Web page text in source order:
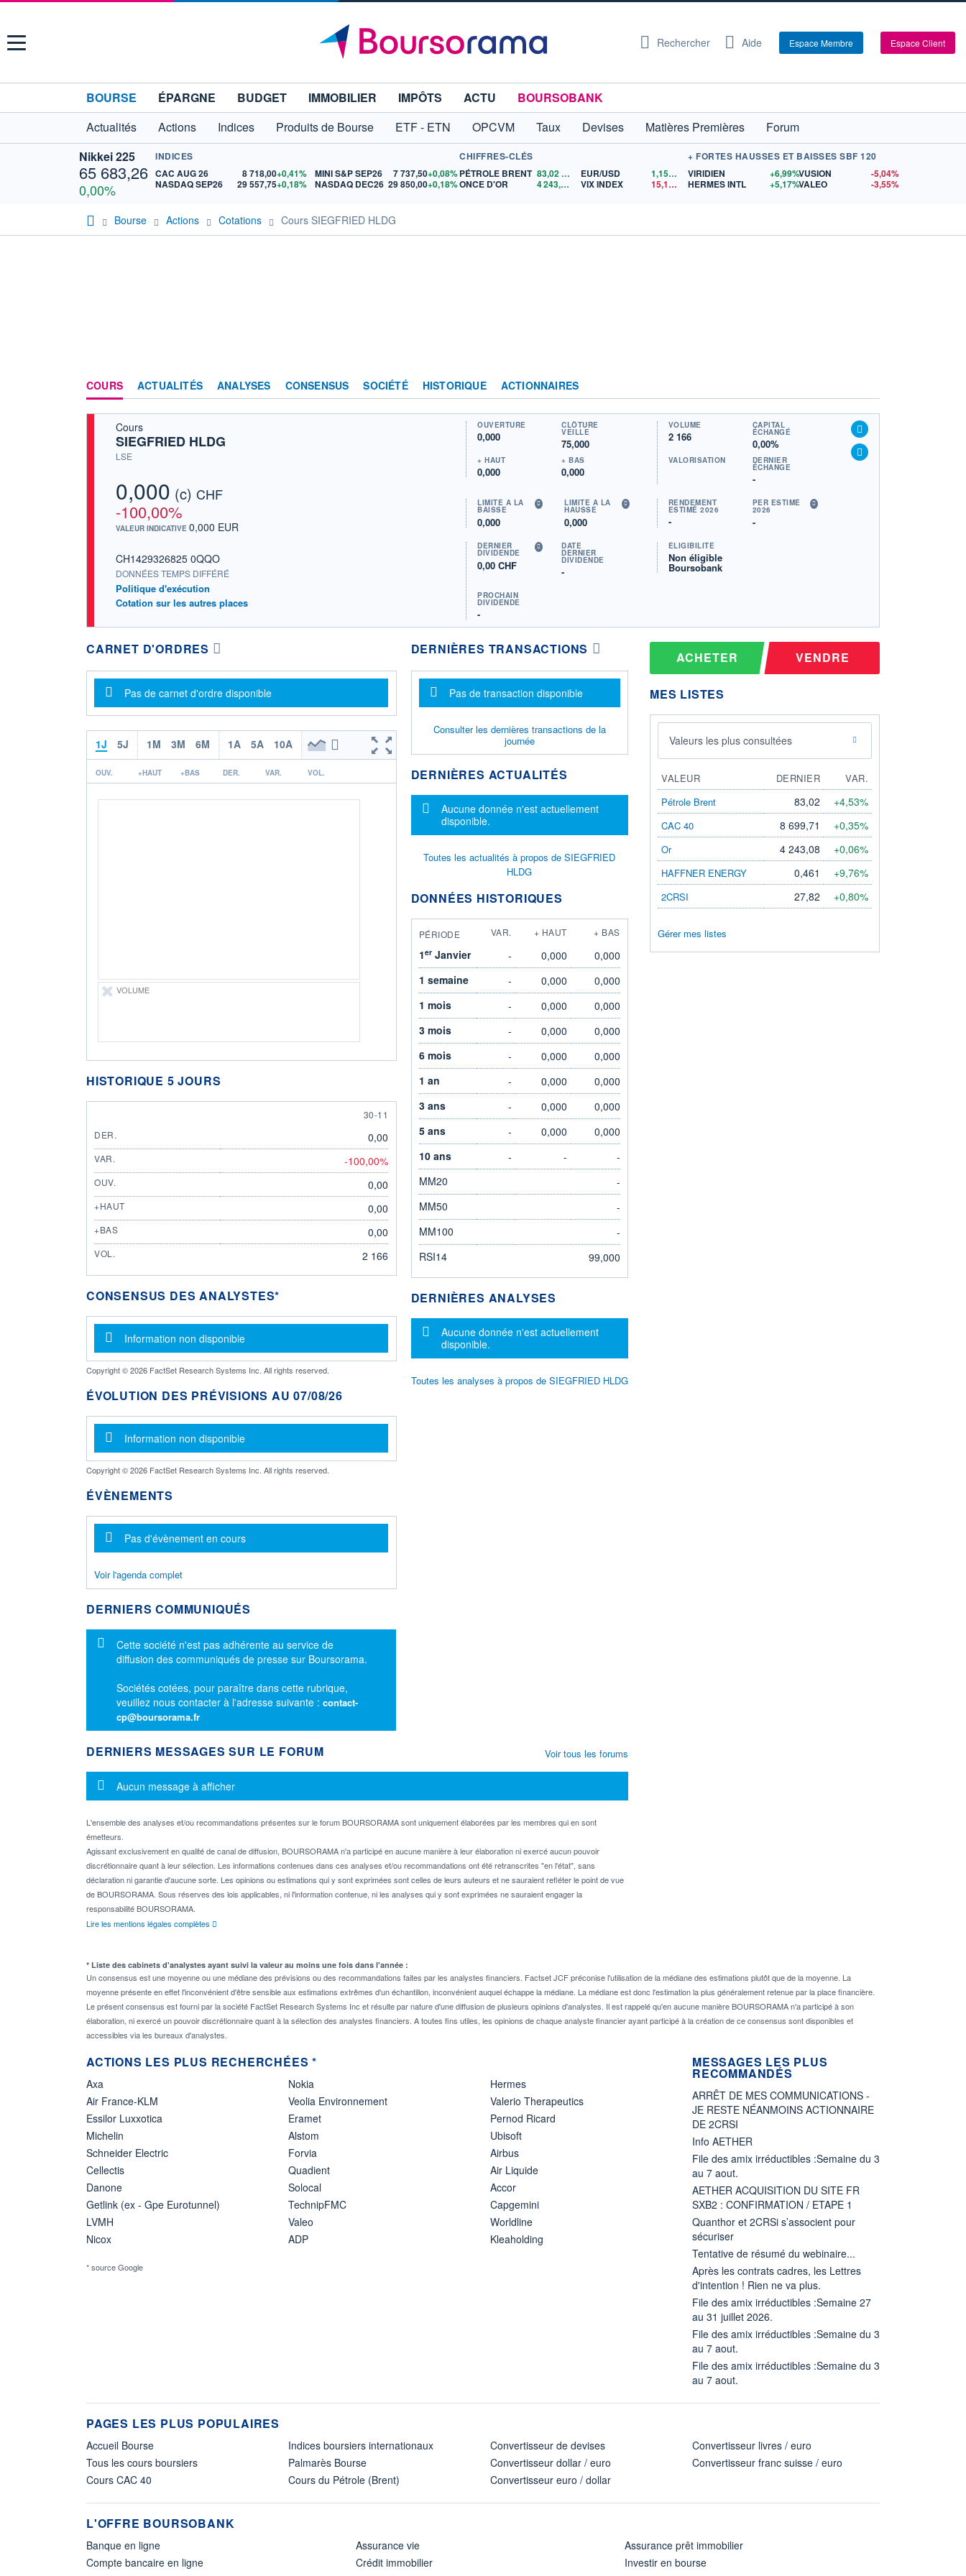
Menu Rechercher Aide Espace Membre Espace Client
BOURSE ÉPARGNE BUDGET IMMOBILIER IMPÔTS ACTU
BOURSOBANK
Actualités
Actions Indices Produits de Bourse ETF - ETN OPCVM Taux Devises Matières Premières
Forum
Nikkei 225
65 683,26
0,00%
INDICES
CAC AUG 26
8 718,00+0,41%
NASDAQ SEP26
29 557,75+0,18%
MINI S&P SEP26 7 737,50+0,08%
NASDAQ DEC26 29 850,00+0,18%
CHIFFRES-CLÉS
PÉTROLE BRENT 83,02
ONCE D'OR
4 243,08 $US
EUR/USD 1,1522
$US
VIX INDEX
15,15$US
+ FORTES HAUSSES ET BAISSES SBF 120
VIRIDIEN
+6,99%
HERMES INTL
+5,17%
VUSION
-5,04%
VALEO
-3,55%
Bourse Actions Cotations Cours SIEGFRIED HLDG
COURS ACTUALITÉS ANALYSES CONSENSUS SOCIÉTÉ HISTORIQUE ACTIONNAIRES
Cours
SIEGFRIED HLDG
LSE
0,000 (c) CHF
-100,00%
VALEUR INDICATIVE 0,000 EUR
CH1429326825 0QQO
DONNÉES TEMPS DIFFÉRÉ
Politique d'exécution
Cotation sur les autres places
OUVERTURE
0,000
CLÔTURE
VEILLE
75,000
+ HAUT
0,000
+ BAS
0,000
VOLUME
2 166
CAPITAL
ÉCHANGÉ
0,00%
VALORISATION DERNIER
ÉCHANGE
-
LIMITE À LA
BAISSE
0,000
LIMITE À LA
HAUSSE
0,000
RENDEMENT
ESTIMÉ 2026
-
PER ESTIMÉ
2026
-
DERNIER
DIVIDENDE
0,00 CHF
DATE
DERNIER
DIVIDENDE
-
PROCHAIN
DIVIDENDE
-
ÉLIGIBILITÉ
Non éligible
Boursobank
CARNET D'ORDRES
Message d'information
Pas de carnet d'ordre disponible
1J 5J 1M 3M 6M 1A 5A 10A
OUV. +HAUT +BAS DER. VAR. VOL.
VOLUME
HISTORIQUE 5 JOURS
30 NOVEMBER
30-11
DER.
0,00
VAR. -100,00%
OUV. 0,00
+HAUT 0,00
+BAS 0,00
VOL. 2 166
CONSENSUS DES ANALYSTES*
Message d'information
Information non disponible
Copyright © 2026 FactSet Research Systems Inc. All rights reserved.
ÉVOLUTION DES PRÉVISIONS AU 07/08/26
Message d'information
Information non disponible
Copyright © 2026 FactSet Research Systems Inc. All rights reserved.
ÉVÈNEMENTS
Message d'information
Pas d'évènement en cours
Voir l'agenda complet
DERNIERS COMMUNIQUÉS
Message d'information
Cette société n'est pas adhérente au service de
diffusion des communiqués de presse sur Boursorama.
Sociétés cotées, pour paraître dans cette rubrique,
veuillez nous contacter à l'adresse suivante : contact-
cp@boursorama.fr
DERNIÈRES TRANSACTIONS
Message d'information
Pas de transaction disponible
Consulter les dernières transactions de la
journée
DERNIÈRES ACTUALITÉS
Message d'information
Aucune donnée n'est actuellement
disponible.
Toutes les actualités à propos de SIEGFRIED
HLDG
DONNÉES HISTORIQUES
PÉRIODE VAR. + HAUT + BAS
1erJanvier - 0,000
0,000
1 semaine
- 0,000
0,000
1 mois
- 0,000
0,000
3 mois
- 0,000
0,000
6 mois
- 0,000
0,000
1 an
- 0,000
0,000
3 ans
- 0,000
0,000
5 ans
- 0,000
0,000
10 ans
- -
-
MM20
-
MM50
-
MM100
-
RSI14
99,000
DERNIÈRES ANALYSES
Message d'information
Aucune donnée n'est actuellement
disponible.
Toutes les analyses à propos de SIEGFRIED HLDG
DERNIERS MESSAGES SUR LE FORUM
Message d'information
Aucun message à afficher
L'ensemble des analyses et/ou recommandations présentes sur le forum BOURSORAMA sont uniquement élaborées par les membres qui en sont
émetteurs.
Agissant exclusivement en qualité de canal de diffusion, BOURSORAMA n'a participé en aucune manière à leur élaboration ni exercé aucun pouvoir
discrétionnaire quant à leur sélection. Les informations contenues dans ces analyses et/ou recommandations ont été retranscrites "en l'état", sans
déclaration ni garantie d'aucune sorte. Les opinions ou estimations qui y sont exprimées sont celles de leurs auteurs et ne sauraient refléter le point de vue
de BOURSORAMA. Sous réserves des lois applicables, ni l'information contenue, ni les analyses qui y sont exprimées ne sauraient engager la
responsabilité BOURSORAMA.
Lire les mentions légales complètes
Voir tous les forums
ACHETER VENDRE
MES LISTES
Valeurs les plus consultées
VALEUR DERNIER
VAR.
Pétrole Brent
83,02 +4,53%
CAC 40 8 699,71 +0,35%
Or 4 243,08 +0,06%
HAFFNER ENERGY 0,461 +9,76%
2CRSI 27,82 +0,80%
Gérer mes listes
* Liste des cabinets d'analystes ayant suivi la valeur au moins une fois dans l'année :
Un consensus est une moyenne ou une médiane des prévisions ou des recommandations faites par les analystes financiers. Factset JCF préconise l'utilisation de la médiane des estimations plutôt que de la moyenne. La
moyenne présente en effet l'inconvénient d'être sensible aux estimations extrêmes d'un échantillon, inconvénient auquel échappe la médiane. La médiane est donc l'estimation la plus généralement retenue par la place financière.
Le présent consensus est fourni par la société FactSet Research Systems Inc et résulte par nature d'une diffusion de plusieurs opinions d'analystes. Il est rappelé qu'en aucune manière BOURSORAMA n'a participé à son
élaboration, ni exercé un pouvoir discrétionnaire quant à la sélection des analystes financiers. A toutes fins utiles, les opinions de chaque analyste financier ayant participé à la création de ce consensus sont disponibles et
accessibles via les bureaux d'analystes.
ACTIONS LES PLUS RECHERCHÉES *
Axa
Air France-KLM
Essilor Luxxotica
Michelin
Schneider Electric
Cellectis
Danone
Getlink (ex - Gpe Eurotunnel)
LVMH
Nicox
Nokia
Veolia Environnement
Eramet
Alstom
Forvia
Quadient
Solocal
TechnipFMC
Valeo
ADP
Hermes
Valerio Therapeutics
Pernod Ricard
Ubisoft
Airbus
Air Liquide
Accor
Capgemini
Worldline
Kleaholding
* source Google
MESSAGES LES PLUS
RECOMMANDÉS
ARRÊT DE MES COMMUNICATIONS -
JE RESTE NÉANMOINS ACTIONNAIRE
DE 2CRSI
Info AETHER
File des amix irréductibles :Semaine du 3
au 7 aout.
AETHER ACQUISITION DU SITE FR
SXB2 : CONFIRMATION / ETAPE 1
Quanthor et 2CRSi s’associent pour
sécuriser
Tentative de résumé du webinaire...
Après les contrats cadres, les Lettres
d'intention ! Rien ne va plus.
File des amix irréductibles :Semaine 27
au 31 juillet 2026.
File des amix irréductibles :Semaine du 3
au 7 aout.
File des amix irréductibles :Semaine du 3
au 7 aout.
PAGES LES PLUS POPULAIRES
Accueil Bourse
Tous les cours boursiers
Cours CAC 40
Indices boursiers internationaux
Palmarès Bourse
Cours du Pétrole (Brent)
Convertisseur de devises
Convertisseur dollar / euro
Convertisseur euro / dollar
Convertisseur livres / euro
Convertisseur franc suisse / euro
L'OFFRE BOURSOBANK
Banque en ligne
Compte bancaire en ligne
Assurance vie
Crédit immobilier
Assurance prêt immobilier
Investir en bourse